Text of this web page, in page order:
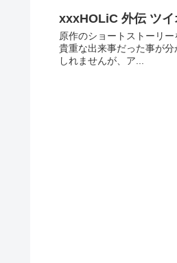
xxxHOLiC 外伝 ツイ
原作のショートストーリ
貴重な出来事だった事が
しれませんが、ア...